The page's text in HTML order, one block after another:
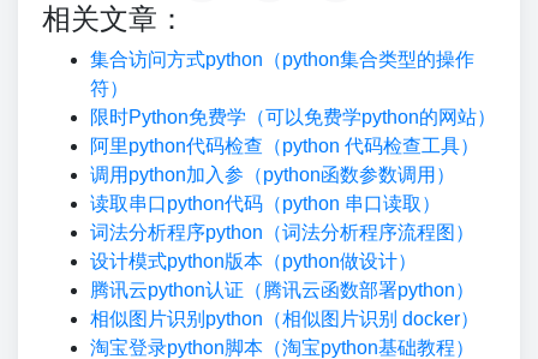
相关文章：
集合访问方式python（python集合类型的操作
符）
限时Python免费学（可以免费学python的网站）
阿里python代码检查（python 代码检查工具）
调用python加入参（python函数参数调用）
读取串口python代码（python 串口读取）
词法分析程序python（词法分析程序流程图）
设计模式python版本（python做设计）
腾讯云python认证（腾讯云函数部署python）
相似图片识别python（相似图片识别 docker）
淘宝登录python脚本（淘宝python基础教程）